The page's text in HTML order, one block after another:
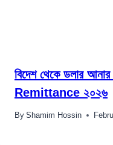
বিদেশ থেকে ডলার
Remittance ২০২৬
By Shamim Hossin